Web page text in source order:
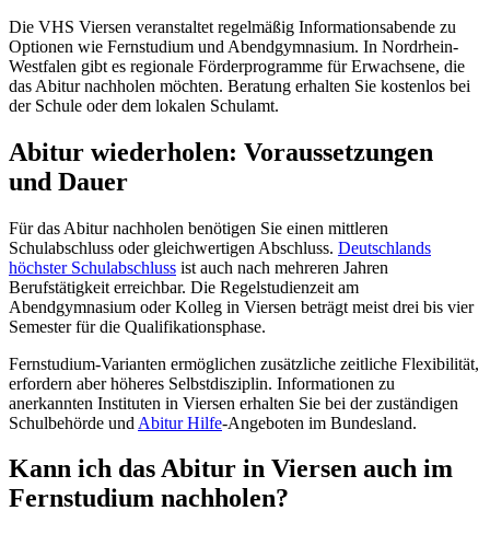
Die VHS Viersen veranstaltet regelmäßig Informationsabende zu
Optionen wie Fernstudium und Abendgymnasium. In Nordrhein-
Westfalen gibt es regionale Förderprogramme für Erwachsene, die
das Abitur nachholen möchten. Beratung erhalten Sie kostenlos bei
der Schule oder dem lokalen Schulamt.
Abitur wiederholen: Voraussetzungen
und Dauer
Für das Abitur nachholen benötigen Sie einen mittleren
Schulabschluss oder gleichwertigen Abschluss. Deutschlands
höchster Schulabschluss ist auch nach mehreren Jahren
Berufstätigkeit erreichbar. Die Regelstudienzeit am
Abendgymnasium oder Kolleg in Viersen beträgt meist drei bis vier
Semester für die Qualifikationsphase.
Fernstudium-Varianten ermöglichen zusätzliche zeitliche Flexibilität,
erfordern aber höheres Selbstdisziplin. Informationen zu
anerkannten Instituten in Viersen erhalten Sie bei der zuständigen
Schulbehörde und Abitur Hilfe-Angeboten im Bundesland.
Kann ich das Abitur in Viersen auch im
Fernstudium nachholen?